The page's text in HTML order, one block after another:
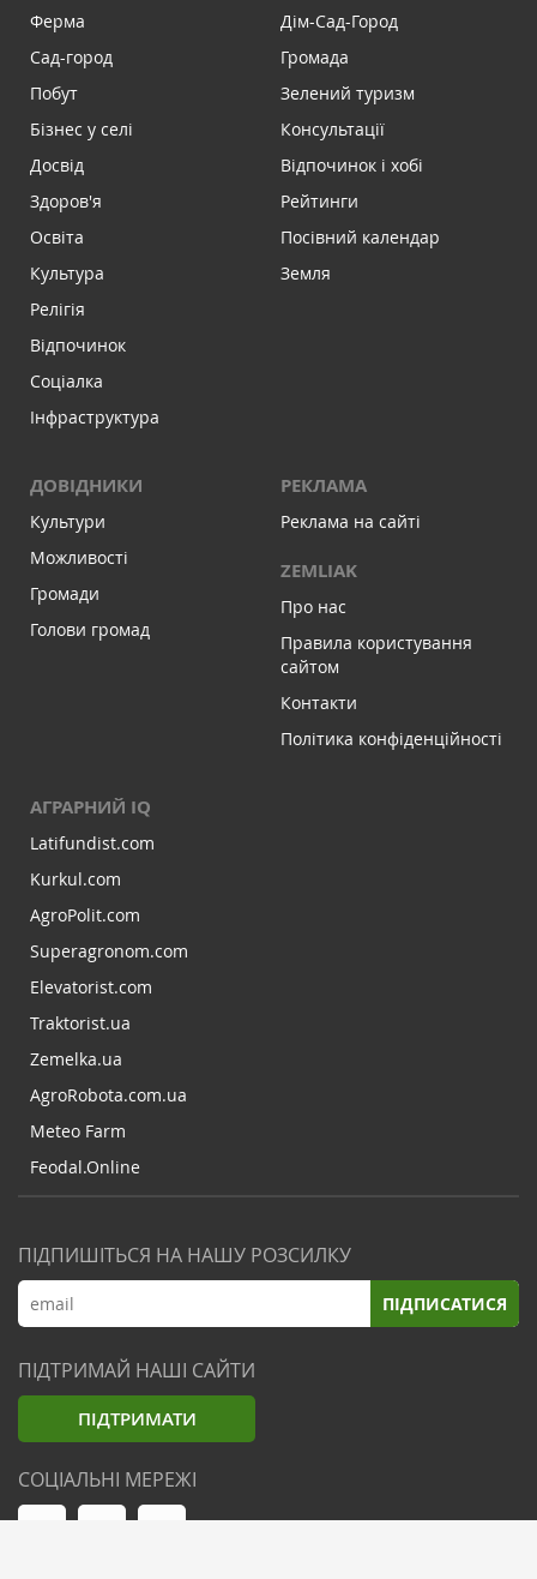
Ферма
Сад-город
Побут
Бізнес у селі
Досвід
Здоров'я
Освіта
Культура
Релігія
Відпочинок
Соціалка
Інфраструктура
Дім-Сад-Город
Громада
Зелений туризм
Консультації
Відпочинок і хобі
Рейтинги
Посівний календар
Земля
ДОВІДНИКИ
Культури
Можливості
Громади
Голови громад
РЕКЛАМА
Реклама на сайті
ZEMLIAK
Про нас
Правила користування
сайтом
Контакти
Політика конфіденційності
АГРАРНИЙ IQ
Latifundist.com
Kurkul.com
AgroPolit.com
Superagronom.com
Elevatorist.com
Traktorist.ua
Zemelka.ua
AgroRobota.com.ua
Meteo Farm
Feodal.Online
ПІДПИШІТЬСЯ НА НАШУ РОЗСИЛКУ
ПІДПИСАТИСЯ
ПІДТРИМАЙ НАШІ САЙТИ
ПІДТРИМАТИ
СОЦІАЛЬНІ МЕРЕЖІ